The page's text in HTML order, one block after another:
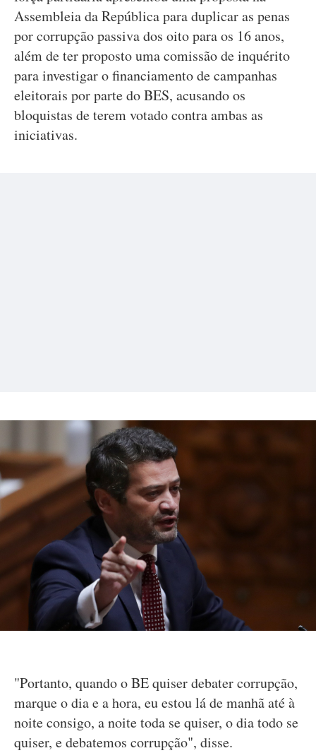
Assembleia da República para duplicar as penas
por corrupção passiva dos oito para os 16 anos,
além de ter proposto uma comissão de inquérito
para investigar o financiamento de campanhas
eleitorais por parte do BES, acusando os
bloquistas de terem votado contra ambas as
iniciativas.
"Portanto, quando o BE quiser debater corrupção,
marque o dia e a hora, eu estou lá de manhã até à
noite consigo, a noite toda se quiser, o dia todo se
quiser, e debatemos corrupção", disse.